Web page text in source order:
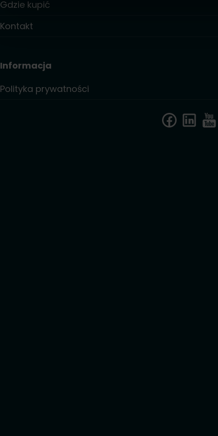
Gdzie kupić
Kontakt
Informacja
Polityka prywatności